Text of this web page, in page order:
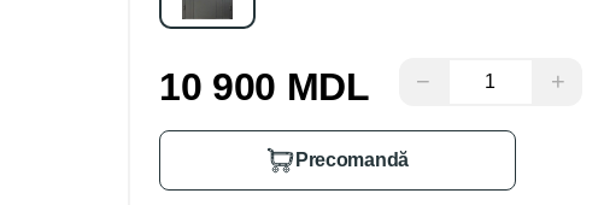
10 900 MDL − +
Precomandă